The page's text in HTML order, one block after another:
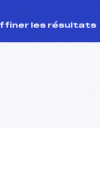
les résultats